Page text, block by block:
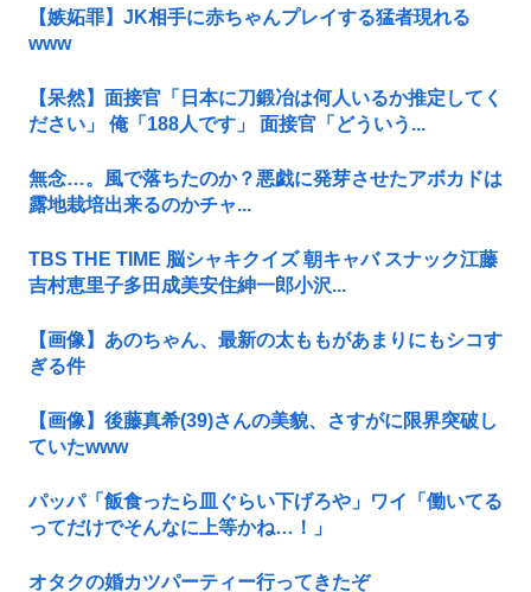
【嫉妬罪】JK相手に赤ちゃんプレイする猛者現れる
www
【呆然】面接官「日本に刀鍛冶は何人いるか推定してく
ださい」 俺「188人です」 面接官「どういう...
無念…。風で落ちたのか？悪戯に発芽させたアボカドは
露地栽培出来るのかチャ...
TBS THE TIME 脳シャキクイズ 朝キャバ スナック江藤
吉村恵里子多田成美安住紳一郎小沢...
【画像】あのちゃん、最新の太ももがあまりにもシコす
ぎる件
【画像】後藤真希(39)さんの美貌、さすがに限界突破し
ていたwww
パッパ「飯食ったら皿ぐらい下げろや」ワイ「働いてる
ってだけでそんなに上等かね…！」
オタクの婚カツパーティー行ってきたぞ